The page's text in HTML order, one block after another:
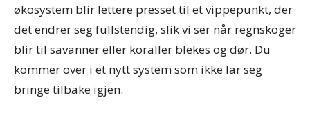
økosystem blir lettere presset til et vippepunkt, der
det endrer seg fullstendig, slik vi ser når regnskoger
blir til savanner eller koraller blekes og dør. Du
kommer over i et nytt system som ikke lar seg
bringe tilbake igjen.